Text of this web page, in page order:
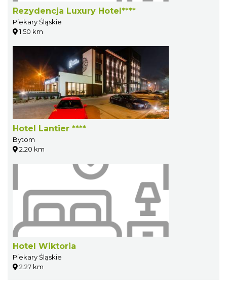
Rezydencja Luxury Hotel****
Piekary Śląskie
1.50 km
Hotel Lantier ****
Bytom
2.20 km
Hotel Wiktoria
Piekary Śląskie
2.27 km